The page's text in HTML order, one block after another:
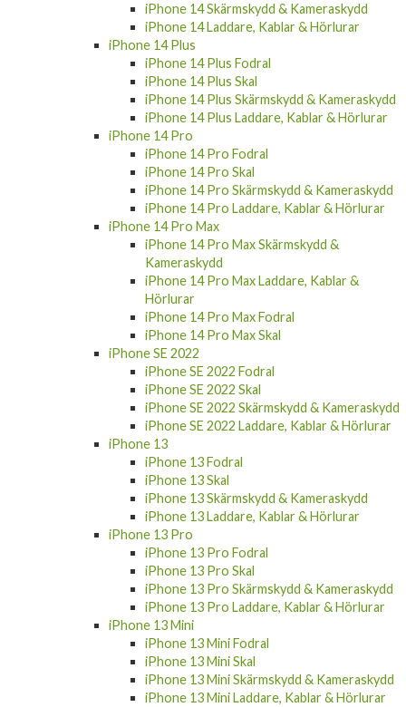
iPhone 14 Skärmskydd & Kameraskydd
iPhone 14 Laddare, Kablar & Hörlurar
iPhone 14 Plus
iPhone 14 Plus Fodral
iPhone 14 Plus Skal
iPhone 14 Plus Skärmskydd & Kameraskydd
iPhone 14 Plus Laddare, Kablar & Hörlurar
iPhone 14 Pro
iPhone 14 Pro Fodral
iPhone 14 Pro Skal
iPhone 14 Pro Skärmskydd & Kameraskydd
iPhone 14 Pro Laddare, Kablar & Hörlurar
iPhone 14 Pro Max
iPhone 14 Pro Max Skärmskydd &
Kameraskydd
iPhone 14 Pro Max Laddare, Kablar &
Hörlurar
iPhone 14 Pro Max Fodral
iPhone 14 Pro Max Skal
iPhone SE 2022
iPhone SE 2022 Fodral
iPhone SE 2022 Skal
iPhone SE 2022 Skärmskydd & Kameraskydd
iPhone SE 2022 Laddare, Kablar & Hörlurar
iPhone 13
iPhone 13 Fodral
iPhone 13 Skal
iPhone 13 Skärmskydd & Kameraskydd
iPhone 13 Laddare, Kablar & Hörlurar
iPhone 13 Pro
iPhone 13 Pro Fodral
iPhone 13 Pro Skal
iPhone 13 Pro Skärmskydd & Kameraskydd
iPhone 13 Pro Laddare, Kablar & Hörlurar
iPhone 13 Mini
iPhone 13 Mini Fodral
iPhone 13 Mini Skal
iPhone 13 Mini Skärmskydd & Kameraskydd
iPhone 13 Mini Laddare, Kablar & Hörlurar